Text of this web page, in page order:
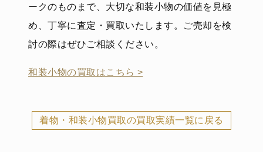
ークのものまで、大切な和装小物の価値を見極
め、丁寧に査定・買取いたします。ご売却を検
討の際はぜひご相談ください。
和装小物の買取はこちら >
着物・和装小物買取の買取実績一覧に戻る